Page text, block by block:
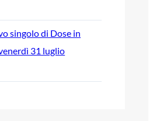
singolo di Dose in
31 luglio